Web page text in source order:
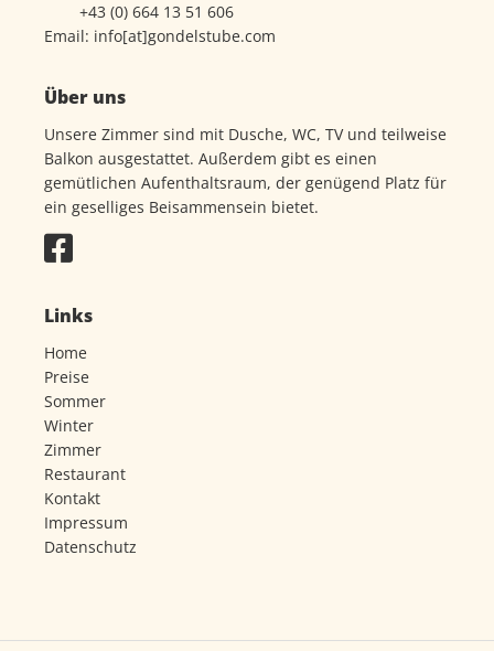
+43 (0) 664 13 51 606
Email: info[at]gondelstube.com
Über uns
Unsere Zimmer sind mit Dusche, WC, TV und teilweise
Balkon ausgestattet. Außerdem gibt es einen
gemütlichen Aufenthaltsraum, der genügend Platz für
ein geselliges Beisammensein bietet.
Links
Home
Preise
Sommer
Winter
Zimmer
Restaurant
Kontakt
Impressum
Datenschutz